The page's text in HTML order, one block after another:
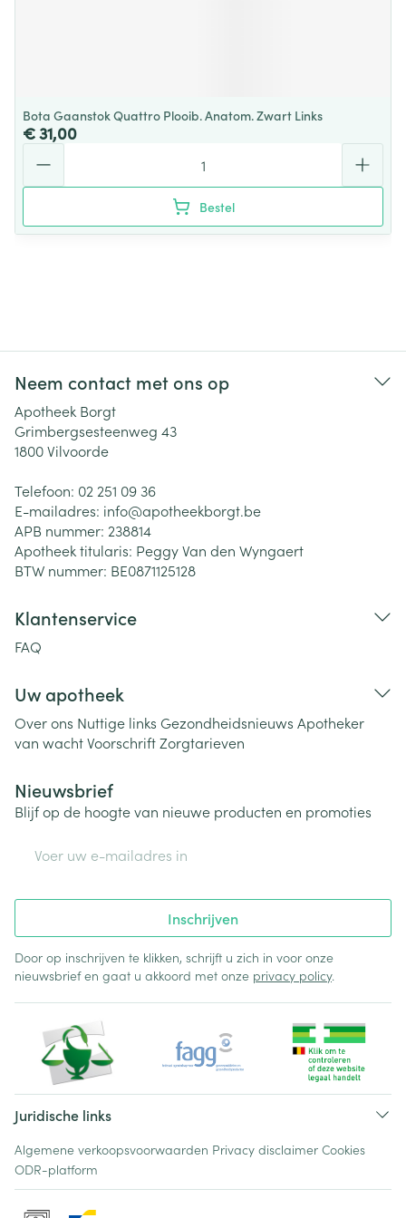
Bota Gaanstok Quattro Plooib. Anatom. Zwart Links
€ 31,00
Bestel
Neem contact met ons op
Apotheek Borgt
Grimbergsesteenweg 43
1800Vilvoorde
Telefoon: 02 251 09 36
E-mailadres: info@apotheekborgt.be
APB nummer: 238814
Apotheek titularis: Peggy Van den Wyngaert
BTW nummer: BE0871125128
Klantenservice
FAQ
Uw apotheek
Over ons Nuttige links Gezondheidsnieuws Apotheker
van wachtVoorschriftZorgtarieven
Nieuwsbrief
Blijf op de hoogte van nieuwe producten en promoties
Inschrijven
Door op inschrijven te klikken, schrijft u zich in voor onze
nieuwsbrief en gaat u akkoord met onze privacy policy.
Juridische links
Algemene verkoopsvoorwaarden Privacy disclaimer Cookies
ODR-platform